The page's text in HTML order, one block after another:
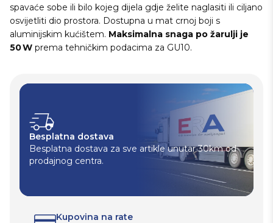
spavaće sobe ili bilo kojeg dijela gdje želite naglasiti ili ciljano
osvijetliti dio prostora. Dostupna u mat crnoj boji s
aluminijskim kućištem. Maksimalna snaga po žarulji je
50 W prema tehničkim podacima za GU10.
Besplatna dostava
Besplatna dostava za sve artikle unutar 30km od
prodajnog centra.
Kupovina na rate